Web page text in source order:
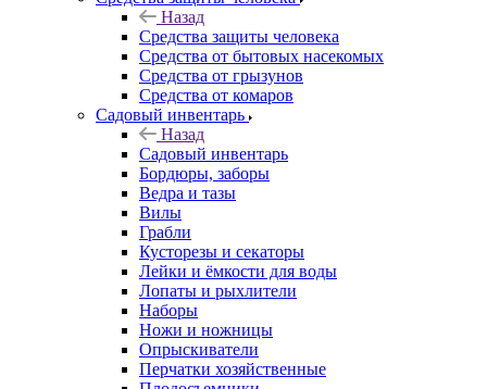
Назад
Средства защиты человека
Средства от бытовых насекомых
Средства от грызунов
Средства от комаров
Садовый инвентарь
Назад
Садовый инвентарь
Бордюры, заборы
Ведра и тазы
Вилы
Грабли
Кусторезы и секаторы
Лейки и ёмкости для воды
Лопаты и рыхлители
Наборы
Ножи и ножницы
Опрыскиватели
Перчатки хозяйственные